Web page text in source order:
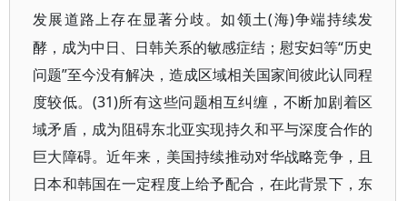
发展道路上存在显著分歧。如领土(海)争端持续发
酵，成为中日、日韩关系的敏感症结；慰安妇等“历史
问题”至今没有解决，造成区域相关国家间彼此认同程
度较低。(31)所有这些问题相互纠缠，不断加剧着区
域矛盾，成为阻碍东北亚实现持久和平与深度合作的
巨大障碍。近年来，美国持续推动对华战略竞争，且
日本和韩国在一定程度上给予配合，在此背景下，东